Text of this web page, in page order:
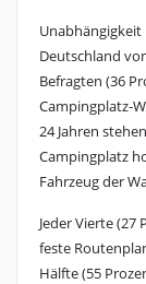
Deutschland
Befragten (36
Campingplatz-
24 Jahren
Campingplatz
Fahrzeug der
Jeder Vierte
feste
Hälfte (55